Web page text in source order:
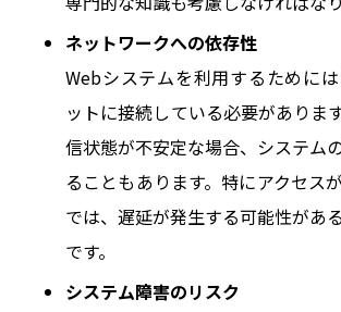
ネットワークへの依存性
Webシステムを利用するために
ットに接続している必要がありま
信状態が不安定な場合、システム
ることもあります。特にアクセス
では、遅延が発生する可能性があ
です。
システム障害のリスク